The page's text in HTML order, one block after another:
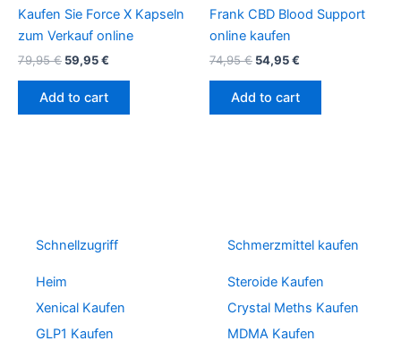
Kaufen Sie Force X Kapseln
zum Verkauf online
79,95€ 59,95€
Add to cart
Frank CBD Blood Support
online kaufen
74,95€ 54,95€
Add to cart
Schnellzugriff
Heim
Xenical Kaufen
GLP1 Kaufen
Schmerzmittel kaufen
Steroide Kaufen
Crystal Meths Kaufen
MDMA Kaufen